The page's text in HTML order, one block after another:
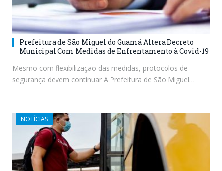
Prefeitura de São Miguel do Guamá Altera Decreto
Municipal Com Medidas de Enfrentamento à Covid-19
Mesmo com flexibilização das medidas, protocolos de
segurança devem continuar A Prefeitura de São Miguel…
NOTÍCIAS